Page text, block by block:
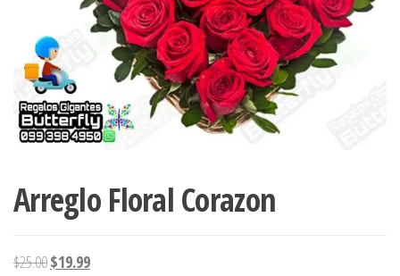
Arreglo Floral Corazon
$25.00El
$19.99El